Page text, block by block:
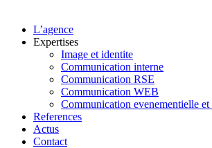
L’agence
Expertises
Image et identite
Communication interne
Communication RSE
Communication WEB
Communication evenementielle
References
Actus
Contact